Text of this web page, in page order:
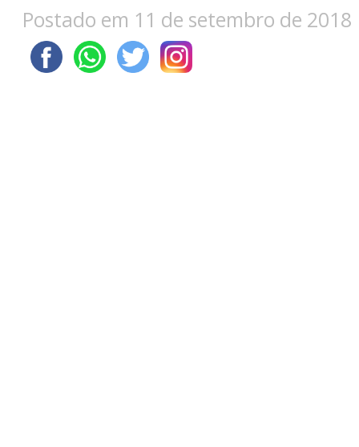
Postado em 11 de setembro de 2018